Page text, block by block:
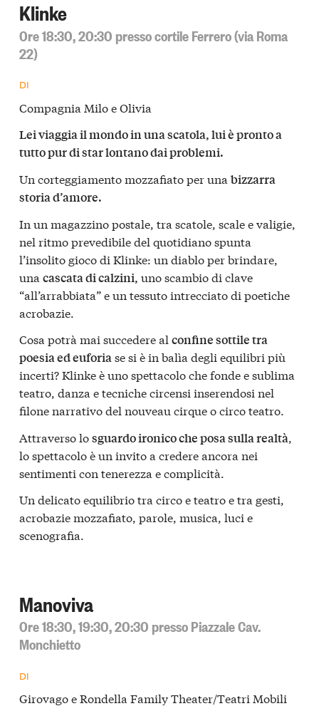
Klinke
Ore 18:30, 20:30 presso cortile Ferrero (via Roma
22)
DI
Compagnia Milo e Olivia
Lei viaggia il mondo in una scatola, lui è pronto a
tutto pur di star lontano dai problemi.
Un corteggiamento mozzafiato per una bizzarra
storia d’amore.
In un magazzino postale, tra scatole, scale e valigie,
nel ritmo prevedibile del quotidiano spunta
l’insolito gioco di Klinke: un diablo per brindare,
una cascata di calzini, uno scambio di clave
“all’arrabbiata” e un tessuto intrecciato di poetiche
acrobazie.
Cosa potrà mai succedere al confine sottile tra
poesia ed euforiase si è in balìa degli equilibri più
incerti? Klinke è uno spettacolo che fonde e sublima
teatro, danza e tecniche circensi inserendosi nel
filone narrativo del nouveau cirque o circo teatro.
Attraverso losguardo ironico che posa sulla realtà,
lo spettacolo è un invito a credere ancora nei
sentimenti con tenerezza e complicità.
Un delicato equilibrio tra circo e teatro e tra gesti,
acrobazie mozzafiato, parole, musica, luci e
scenografia.
Manoviva
Ore 18:30, 19:30, 20:30 presso Piazzale Cav.
Monchietto
DI
Girovago e Rondella Family Theater/Teatri Mobili